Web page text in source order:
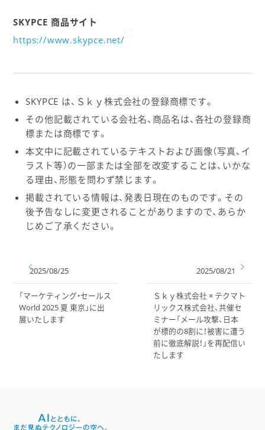
SKYPCE 商品サイト
https://www.skypce.net/
SKYPCE は、Ｓｋｙ株式会社の登録商標です。
その他記載されている会社名、商品名は、各社の登録商
標または商標です。
本文中に記載されているテキストおよび画像（写真、イ
ラスト等）の一部または全部を改変することは、いかな
る理由、形態を問わず禁じます。
掲載されている情報は、発表日現在のものです。その
後予告なしに変更されることがありますので、あらか
じめご了承ください。
2025/08/25
「マーケティング・セールス
World 2025 夏 東京」に出
展いたします
2025/08/21
Ｓｋｙ株式会社 × テクマト
リックス株式会社、共催セ
ミナー「メール攻撃、日本
が標的の8割に！被害に遭う
前に徹底解説！」を再配信い
たします